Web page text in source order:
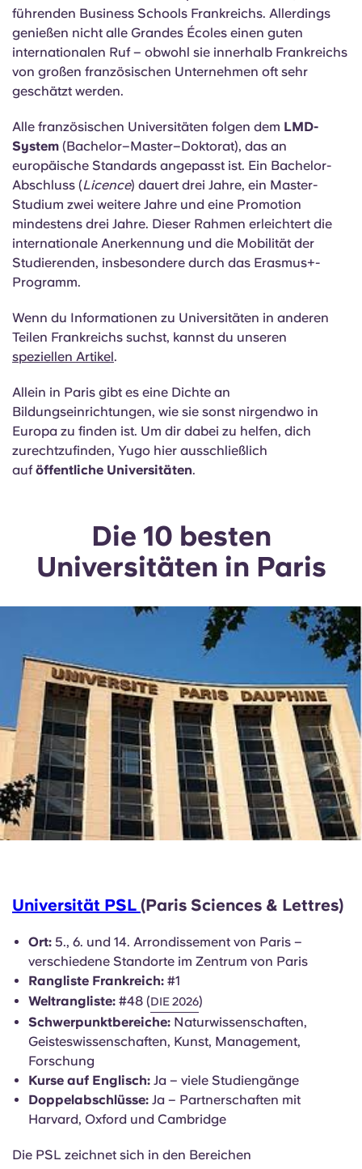
private oder halböffentliche Einrichtungen mit
selektiver Zulassung und Studiengebühren, die
zwischen 8.000 und 10.000 Euro pro Jahr liegen
können. Ein klassisches Beispiel ist die ESSEC, eine der
führenden Business Schools Frankreichs. Allerdings
internationalen Ruf – obwohl sie innerhalb Frankreichs
von großen französischen Unternehmen oft sehr
geschätzt werden.
Alle französischen Universitäten folgen demLMD-
System(Bachelor–Master–Doktorat), das an
europäische Standards angepasst ist. Ein Bachelor-
Abschluss (Licence) dauert drei Jahre, ein Master-
Studium zwei weitere Jahre und eine Promotion
internationale Anerkennung und die Mobilität der
Studierenden, insbesondere durch das Erasmus+-
Programm.
Wenn du Informationen zu Universitäten in anderen
Teilen Frankreichs suchst, kannst du unseren
speziellen Artikel.
Allein in Paris gibt es eine Dichte an
zurechtzufinden, Yugo hier ausschließlich
öffentliche Universitäten.
Die 10 besten
Universitäten in Paris
Universität PSL(Paris Sciences & Lettres)
Ort:
5., 6. und 14. Arrondissement von Paris –
verschiedene Standorte im Zentrum von Paris
Rangliste Frankreich:
Weltrangliste:#48 ( DIE 2026 )
Schwerpunktbereiche:
Naturwissenschaften,
Geisteswissenschaften, Kunst, Management,
Kurse auf Englisch:Ja – viele Studiengänge